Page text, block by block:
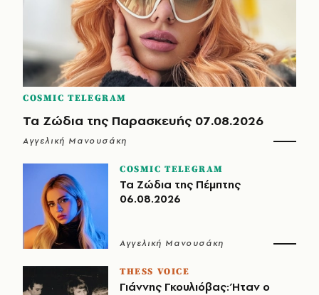
COSMIC TELEGRAM
Τα Ζώδια της Παρασκευής 07.08.2026
Αγγελική Μανουσάκη
COSMIC TELEGRAM
Τα Ζώδια της Πέμπτης
06.08.2026
Αγγελική Μανουσάκη
THESS VOICE
Γιάννης Γκουλιόβας: Ήταν ο